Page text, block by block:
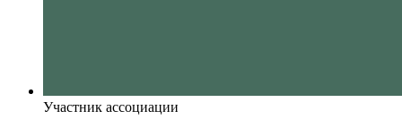
Участник ассоциации